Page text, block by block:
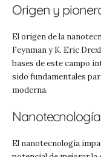
Origen y
El origen de la
Feynman y K. Eric
bases de este campo
sido fundamentales
moderna.
El nanotecnología